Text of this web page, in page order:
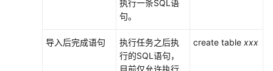
执行一条SQL语
句。
导入后完成语句
执行任务之后执
行的SQL语句，
create table xxx